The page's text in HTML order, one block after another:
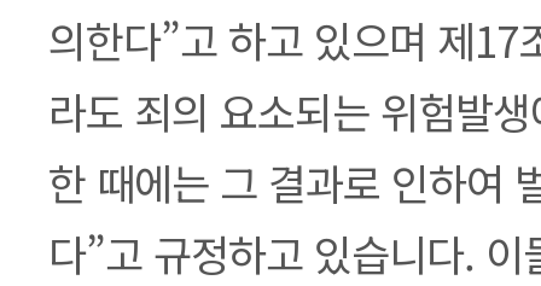
의한다”고 하고 있으며 제17
라도 죄의 요소되는 위험발
한 때에는 그 결과로 인하여
다”고 규정하고 있습니다.